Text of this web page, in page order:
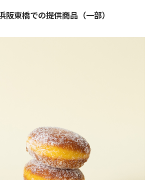
阪東橋での提供商品（一部）